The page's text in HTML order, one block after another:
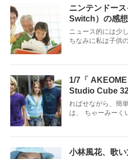
ニンテンドー
Switch）の感想
ニュース的には少
ちなみに私は子供
1/7「
Studio Cube
ればせながら、簡
は、 ちゃーみーく
小林風花、歌い